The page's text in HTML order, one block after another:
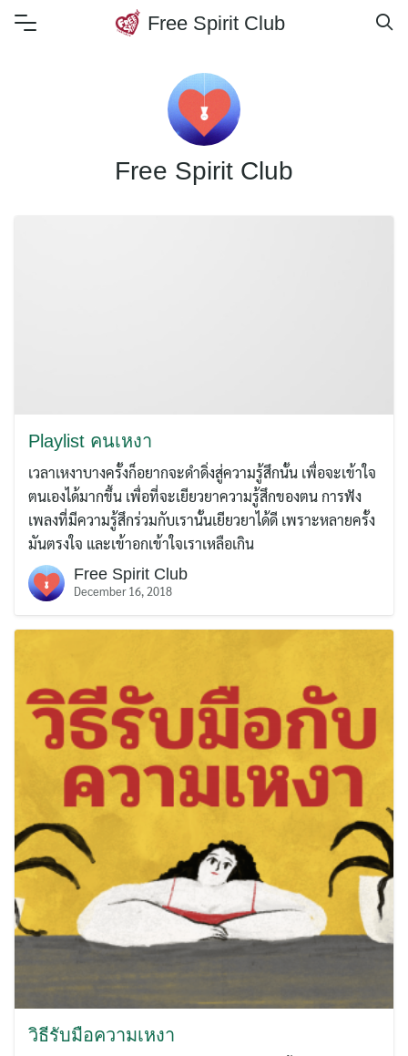
Skip
Free Spirit Club
Free Spirit Club
Playlist คนเหงา
เวลาเหงาบางครั้งก็อยากจะดำดิ่งสู่ความรู้สึกนั้น เพื่อจะเข้าใจ
ตนเองได้มากขึ้น เพื่อที่จะเยียวยาความรู้สึกของตน การฟัง
เพลงที่มีความรู้สึกร่วมกับเรานั้นเยียวยาได้ดี เพราะหลายครั้ง
มันตรงใจ และเข้าอกเข้าใจเราเหลือเกิน
Free Spirit Club
December 16, 2018
วิธีรับมือความเหงา